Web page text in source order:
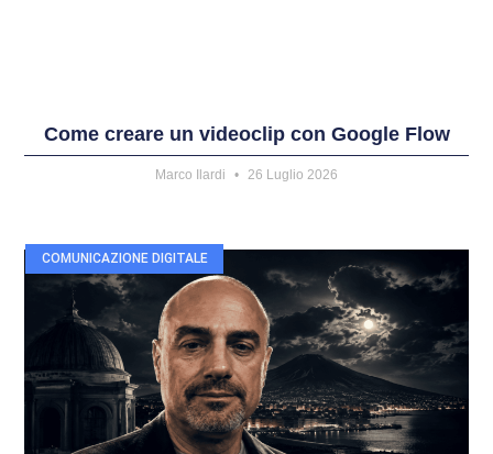
Come creare un videoclip con Google Flow
Marco Ilardi 26 Luglio 2026
COMUNICAZIONE DIGITALE